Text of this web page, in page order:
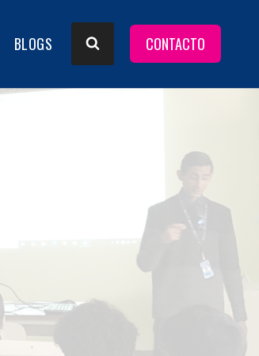
BLOGS CONTACTO